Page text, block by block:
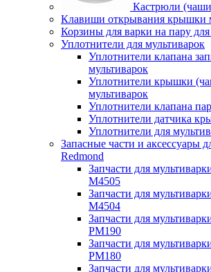
Кастрюли
Клавиши открывания крышки
Корзины для варки на пару
Уплотнители для мультиварок
Уплотнители клапана
мультиварок
Уплотнители крышки
мультиварок
Уплотнители клапана
Уплотнители датчика
Уплотнители для
Запасные части и аксессуары
Redmond
Запчасти для
M4505
Запчасти для
M4504
Запчасти для
PM190
Запчасти для
PM180
Запчасти для